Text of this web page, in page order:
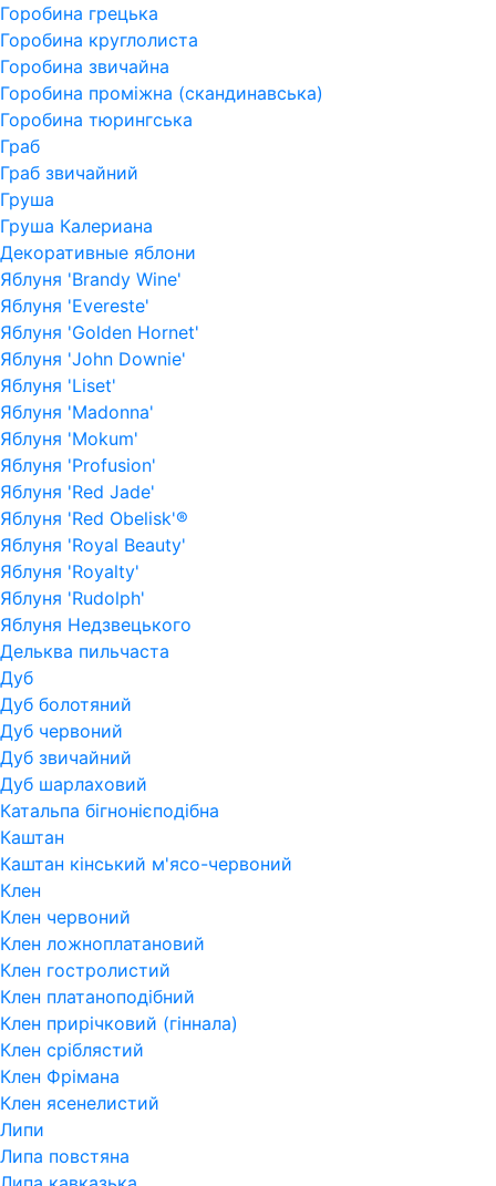
Горобина грецька
Горобина круглолиста
Горобина звичайна
Горобина проміжна (скандинавська)
Горобина тюрингська
Граб
Граб звичайний
Груша
Груша Калериана
Декоративные яблони
Яблуня 'Brandy Wine'
Яблуня 'Evereste'
Яблуня 'Golden Hornet'
Яблуня 'John Downie'
Яблуня 'Liset'
Яблуня 'Madonna'
Яблуня 'Mokum'
Яблуня 'Profusion'
Яблуня 'Red Jade'
Яблуня 'Red Obelisk'®
Яблуня 'Royal Beauty'
Яблуня 'Royalty'
Яблуня 'Rudolph'
Яблуня Недзвецького
Дельква пильчаста
Дуб
Дуб болотяний
Дуб червоний
Дуб звичайний
Дуб шарлаховий
Катальпа бігнонієподібна
Каштан
Каштан кінський м'ясо-червоний
Клен
Клен червоний
Клен ложноплатановий
Клен гостролистий
Клен платаноподібний
Клен прирічковий (гіннала)
Клен сріблястий
Клен Фрімана
Клен ясенелистий
Липи
Липа повстяна